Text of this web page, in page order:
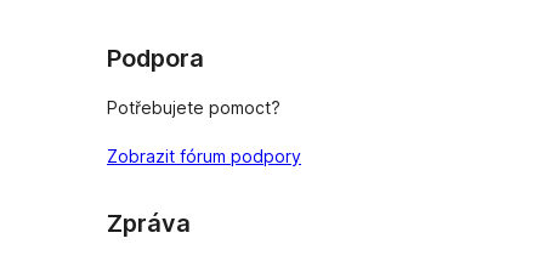
Podpora
Potřebujete pomoct?
Zobrazit fórum podpory
Zpráva